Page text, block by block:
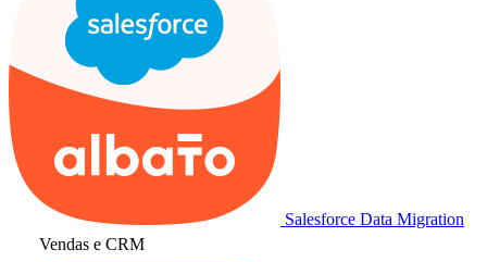
Salesforce Data Migration
Vendas e CRM